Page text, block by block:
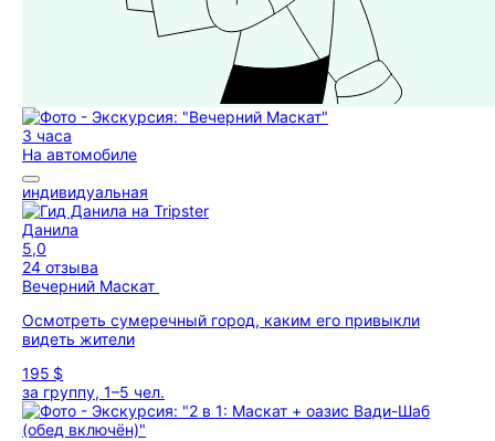
3 часа
На автомобиле
индивидуальная
Данила
5,0
24 отзыва
Вечерний Маскат
Осмотреть сумеречный город, каким его привыкли
видеть жители
195 $
за группу, 1–5 чел.